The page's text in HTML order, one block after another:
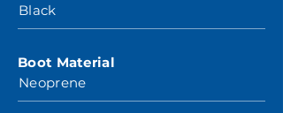
Black
Boot Material
Neoprene